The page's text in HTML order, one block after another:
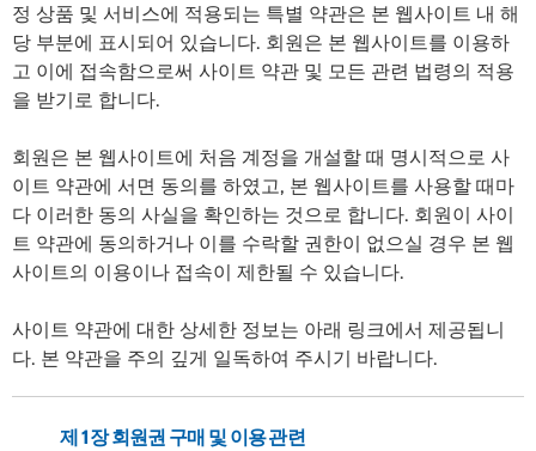
정 상품 및 서비스에 적용되는 특별 약관은 본 웹사이트 내 해
당 부분에 표시되어 있습니다. 회원은 본 웹사이트를 이용하
고 이에 접속함으로써 사이트 약관 및 모든 관련 법령의 적용
을 받기로 합니다.
회원은 본 웹사이트에 처음 계정을 개설할 때 명시적으로 사
이트 약관에 서면 동의를 하였고, 본 웹사이트를 사용할 때마
다 이러한 동의 사실을 확인하는 것으로 합니다. 회원이 사이
트 약관에 동의하거나 이를 수락할 권한이 없으실 경우 본 웹
사이트의 이용이나 접속이 제한될 수 있습니다.
사이트 약관에 대한 상세한 정보는 아래 링크에서 제공됩니
다. 본 약관을 주의 깊게 일독하여 주시기 바랍니다.
제 1 장 회원권 구매 및 이용 관련